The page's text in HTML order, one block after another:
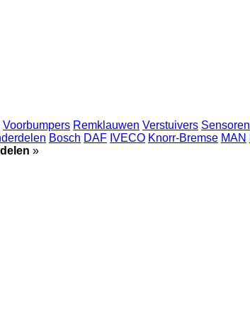
Voorbumpers Remklauwen Verstuivers Sensoren
Bosch DAF IVECO Knorr-Bremse MAN
»